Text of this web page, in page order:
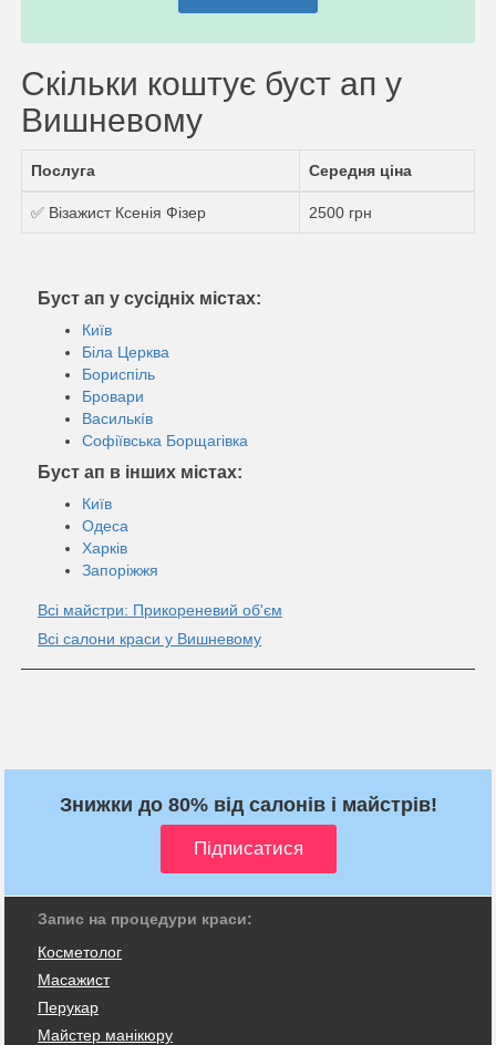
Скільки коштує буст ап у
Вишневому
Послуга Середня ціна
✅ Візажист Ксенія Фізер 2500 грн
Буст ап у сусідніх містах:
Київ
Біла Церква
Бориспіль
Бровари
Василькíв
Софіївська Борщагівка
Буст ап в інших містах:
Київ
Одеса
Харків
Запоріжжя
Всі майстри: Прикореневий об'єм
Всі салони краси у Вишневому
Знижки до 80% від салонів і майстрів!
Запис на процедури краси:
Косметолог
Масажист
Перукар
Майстер манікюру